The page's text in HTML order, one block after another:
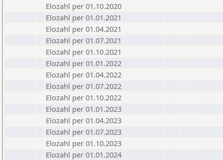
Elozahl per 01.10.2020
Elozahl per 01.01.2021
Elozahl per 01.04.2021
Elozahl per 01.07.2021
Elozahl per 01.10.2021
Elozahl per 01.01.2022
Elozahl per 01.04.2022
Elozahl per 01.07.2022
Elozahl per 01.10.2022
Elozahl per 01.01.2023
Elozahl per 01.04.2023
Elozahl per 01.07.2023
Elozahl per 01.10.2023
Elozahl per 01.01.2024